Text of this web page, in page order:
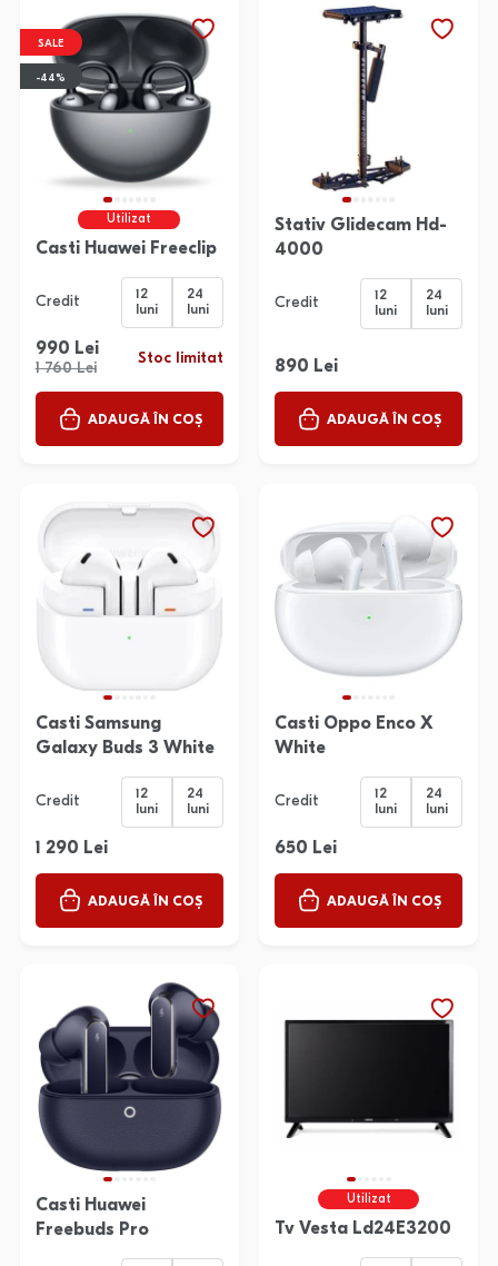
SALE
-44%
Utilizat
Casti Huawei Freeclip
Credit
12
luni
24
luni
990 Lei
1 760 Lei
Stoc limitat
ADAUGĂ ÎN COȘ
Stativ Glidecam Hd-
4000
Credit
12
luni
24
luni
890 Lei
ADAUGĂ ÎN COȘ
Casti Samsung
Galaxy Buds 3 White
Credit
12
luni
24
luni
1 290 Lei
ADAUGĂ ÎN COȘ
Casti Oppo Enco X
White
Credit
12
luni
24
luni
650 Lei
ADAUGĂ ÎN COȘ
Casti Huawei
Freebuds Pro
Utilizat
Tv Vesta Ld24E3200